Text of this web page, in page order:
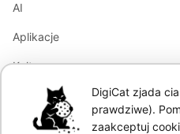
AI
Aplikacje
Kultura
Marketing
Modele językowe
DigiCat zjada
prawdziwe).
zaakceptuj